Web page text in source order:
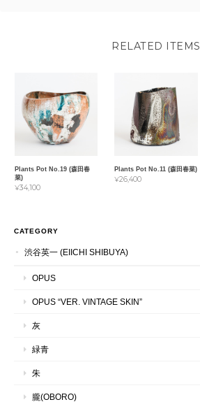
RELATED ITEMS
Plants Pot No.19 (森田春
菜)
¥34,100
Plants Pot No.11 (森田春菜)
¥26,400
CATEGORY
渋谷英一 (EIICHI SHIBUYA)
OPUS
OPUS “VER. VINTAGE SKIN”
灰
緑青
朱
朧(OBORO)